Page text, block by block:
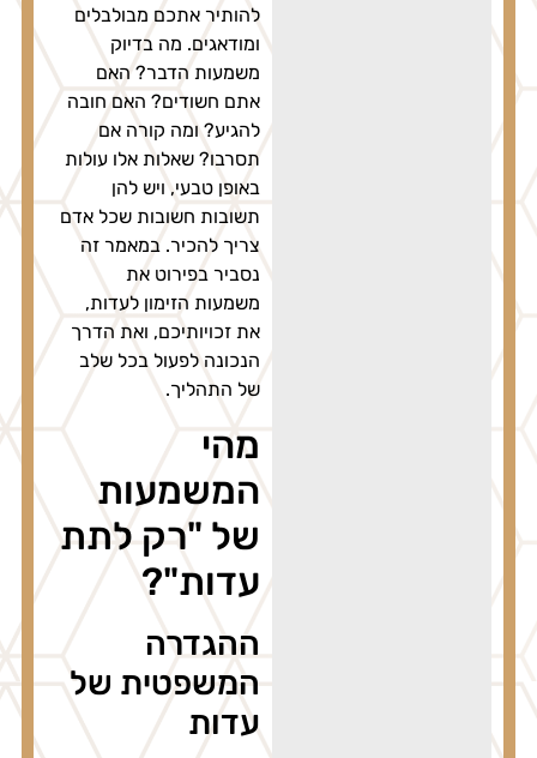
להותיר אתכם מבולבלים
ומודאגים. מה בדיוק
משמעות הדבר? האם
אתם חשודים? האם חובה
להגיע? ומה קורה אם
תסרבו? שאלות אלו עולות
באופן טבעי, ויש להן
תשובות חשובות שכל אדם
צריך להכיר. במאמר זה
נסביר בפירוט את
משמעות הזימון לעדות,
את זכויותיכם, ואת הדרך
הנכונה לפעול בכל שלב
של התהליך.
מהי
המשמעות
של "רק לתת
עדות"?
ההגדרה
המשפטית של
עדות